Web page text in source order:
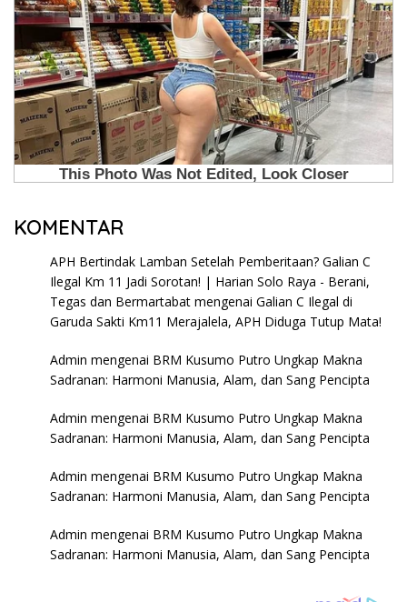
KOMENTAR
APH Bertindak Lamban Setelah Pemberitaan? Galian C
Ilegal Km 11 Jadi Sorotan! | Harian Solo Raya - Berani,
Tegas dan Bermartabat mengenai Galian C Ilegal di
Garuda Sakti Km11 Merajalela, APH Diduga Tutup Mata!
Admin mengenai BRM Kusumo Putro Ungkap Makna
Sadranan: Harmoni Manusia, Alam, dan Sang Pencipta
Admin mengenai BRM Kusumo Putro Ungkap Makna
Sadranan: Harmoni Manusia, Alam, dan Sang Pencipta
Admin mengenai BRM Kusumo Putro Ungkap Makna
Sadranan: Harmoni Manusia, Alam, dan Sang Pencipta
Admin mengenai BRM Kusumo Putro Ungkap Makna
Sadranan: Harmoni Manusia, Alam, dan Sang Pencipta